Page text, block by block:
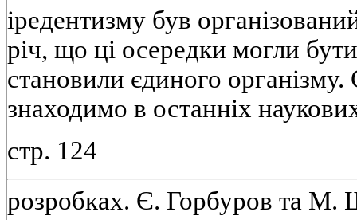
іредентизму був
річ, що ці осередки могли
становили єдиного
знаходимо в останніх
стр. 124
розробках. Є. Горбуров та